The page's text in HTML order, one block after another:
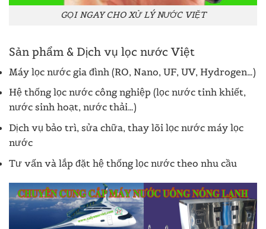
GỌI NGAY CHO XỬ LÝ NƯỚC VIỆT
Sản phẩm & Dịch vụ lọc nước Việt
Máy lọc nước gia đình (RO, Nano, UF, UV, Hydrogen…)
Hệ thống lọc nước công nghiệp (lọc nước tinh khiết,
nước sinh hoạt, nước thải…)
Dịch vụ bảo trì, sửa chữa, thay lõi lọc nước máy lọc
nước
Tư vấn và lắp đặt hệ thống lọc nước theo nhu cầu